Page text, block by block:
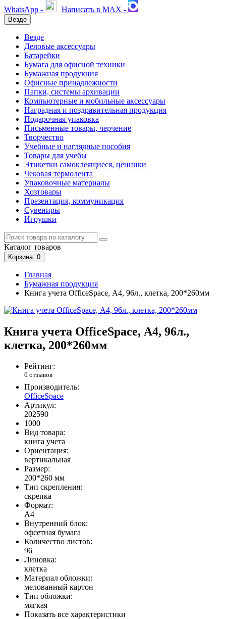
WhatsApp - Написать в MAX -
Везде
Везде
Деловые аксессуары
Батарейки
Бумага для офисной техники
Бумажная продукция
Офисные принадлежности
Папки, системы архивации
Компьютерные и мобильные аксессуары
Наградная и поздравительная продукция
Подарочная упаковка
Письменные товары, черчение
Творчество
Учебные и наглядные пособия
Товары для учебы
Этикетки самоклеящиеся, ценники
Чековая термолента
Упаковочные материалы
Хозтовары
Презентация, коммуникация
Сувениры
Игрушки
Каталог товаров
Корзина: 0
Главная
Бумажная продукция
Книга учета OfficeSpace, А4, 96л., клетка, 200*260мм
Книга учета OfficeSpace, А4, 96л.,
клетка, 200*260мм
Рейтинг:
0 отзывов
Производитель:
OfficeSpace
Артикул:
202590
1000
Вид товара:
книга учета
Ориентация:
вертикальная
Размер:
200*260 мм
Тип скрепления:
скрепка
Формат:
А4
Внутренний блок:
офсетная бумага
Количество листов:
96
Линовка:
клетка
Материал обложки:
мелованный картон
Тип обложки:
мягкая
Показать все характеристики